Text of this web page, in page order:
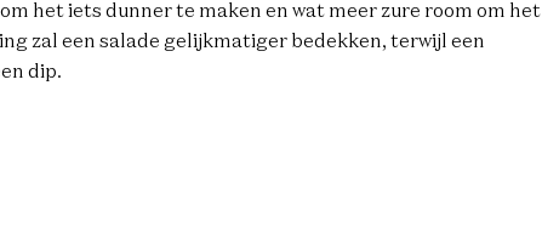
het iets dunner te maken en wat meer zure room om het
zal een salade gelijkmatiger bedekken, terwijl een
dip.